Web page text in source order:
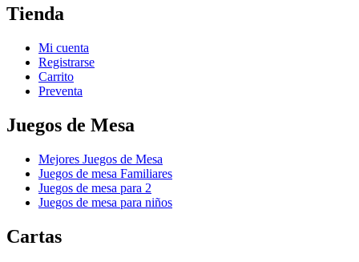
Tienda
Mi cuenta
Registrarse
Carrito
Preventa
Juegos de Mesa
Mejores Juegos de Mesa
Juegos de mesa Familiares
Juegos de mesa para 2
Juegos de mesa para niños
Cartas